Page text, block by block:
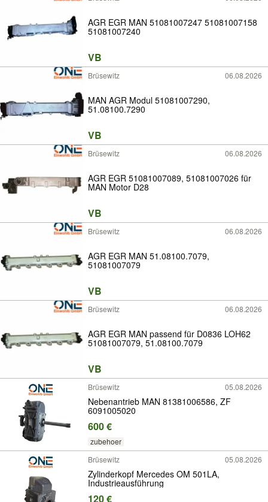
AGR EGR MAN 51081007247 51081007158
51081007240
VB
Brüsewitz 06.08.2026
MAN AGR Modul 51081007290,
51.08100.7290
VB
Brüsewitz 06.08.2026
AGR EGR 51081007089, 51081007026 für
MAN Motor D28
VB
Brüsewitz 06.08.2026
AGR EGR MAN 51.08100.7079,
51081007079
VB
Brüsewitz 06.08.2026
AGR EGR MAN passend für D0836 LOH62
51081007079, 51.08100.7079
VB
Brüsewitz 05.08.2026
Nebenantrieb MAN 81381006586, ZF
6091005020
600 €
zubehoer
Brüsewitz
05.08.2026
Zylinderkopf Mercedes OM 501LA,
Industrieausführung
120 €